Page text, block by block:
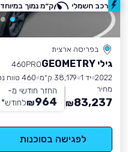
בפריסה ארצית
גילי GEOMETRY
460PRO
2022 יד 1 38,179 ק״מ
460 טווח נסיעה
מחיר
83,237
₪
החזר חודשי מ-
964
₪לחודש*
לפגישה בסוכנות
רכב חשמלי ק״מ נמוך במיוחד